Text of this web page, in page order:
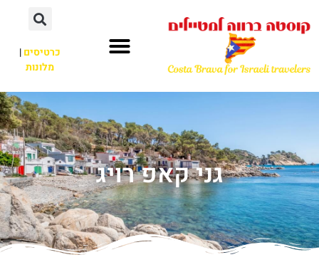
כרטיסים|
מלונות
גני קאפ רויג